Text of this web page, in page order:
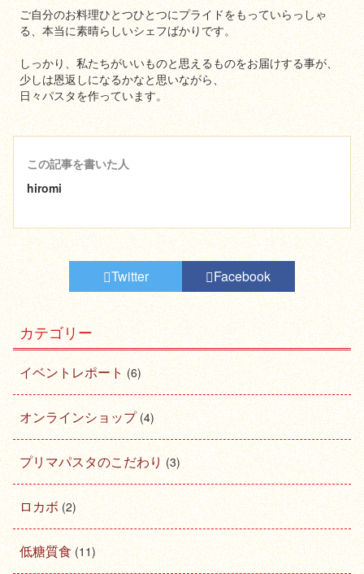
ご自分のお料理ひとつひとつにプライドをもっていらっしゃ
る、本当に素晴らしいシェフばかりです。
しっかり、私たちがいいものと思えるものをお届けする事が、
少しは恩返しになるかなと思いながら、
日々パスタを作っています。
この記事を書いた人
hiromi
Twitter Facebook
カテゴリー
イベントレポート(6)
オンラインショップ(4)
プリマパスタのこだわり(3)
ロカボ(2)
低糖質食(11)